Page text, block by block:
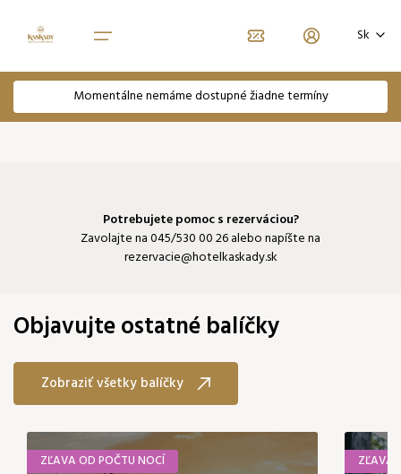
Domov
Darčekové poukážky
Zaregistrujte sa Zabudli ste heslo?
Prihlásiť sa
Pokračovať bez prihlásenia
Sk
Momentálne nemáme dostupné žiadne termíny
Potrebujete pomoc s rezerváciou?
Zavolajte na045/530 00 26alebo napíšte na
rezervacie@hotelkaskady.sk
Objavujte ostatné balíčky
Zobraziť všetky balíčky
ZĽAVA OD POČTU NOCÍ ZĽAVA
Voľba jazyka